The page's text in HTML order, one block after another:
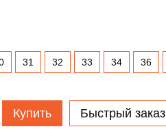
31 32 33 34 36
Купить Быстрый заказ